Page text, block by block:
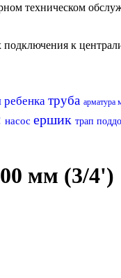
техническом
к
ребенка труба арматура
насос ершик трап
мм (3/4')